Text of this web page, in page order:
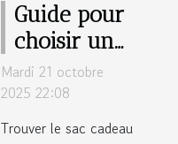
Guide pour
choisir un
sac cadeau
en papier
selon
Mardi 21 octobre
2025 22:08
Trouver le sac cadeau